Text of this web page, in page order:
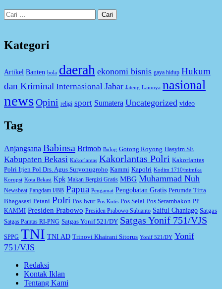
Cari
untuk:
Kategori
Artikel Banten bola daerah ekonomi bisnis gaya hidup Hukum
dan Kriminal Internasional Jabar Jateng Lainnya nasional
newsOpini religi sport Sumatera Uncategorized video
Tag
Anjangsana Babinsa Brimob Bulog Gotong Royong Hasyim SE
Kabupaten Bekasi Kakorlantas Kakorlantas Polri Kakorlantas
Polri Irjen Pol Drs. Agus Suryonugroho Kammi Kapolri Kodim 1710/mimika
Korupsi Kota Bekasi Kpk Makan Bergizi Gratis MBG Muhammad Nuh
Newsbeat Pangdam I/BB Papua Pengamat Pengobatan Gratis Perumda Tirta
Bhagasasi Petani Polri Pos Iwur Pos Kotis Pos Selal Pos Serambakon PP
KAMMI Presiden Prabowo Presiden Prabowo Subianto Saiful Chaniago Satgas
Satgas Pamtas RI-PNG Satgas Yonif 521/DY Satgas Yonif 751/VJS
SPPG TNI TNI AD Trinovi Khairani Sitorus Yonif 521/DY Yonif
751/VJS
Redaksi
Kontak Iklan
Tentang Kami